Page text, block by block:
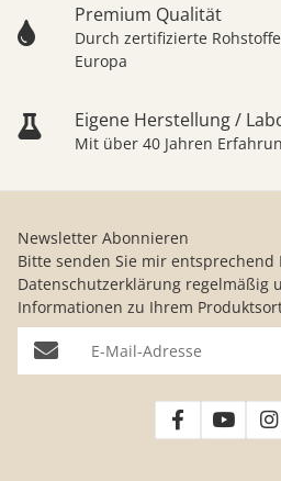
Premium Qualität
Durch zertifizierte
Europa
Eigene Herstellung /
Mit über 40 Jahren
Newsletter Abonnieren
Bitte senden Sie mir entsprechend
Datenschutzerklärung regelmäßig
Informationen zu Ihrem
E-Mail-Adresse